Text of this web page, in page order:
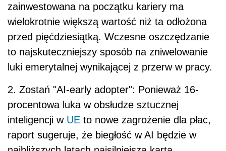
zainwestowana na początku kariery ma
wielokrotnie większą wartość niż ta odłożona
przed pięćdziesiątką. Wczesne oszczędzanie
to najskuteczniejszy sposób na zniwelowanie
luki emerytalnej wynikającej z przerw w pracy.
2. Zostań "AI-early adopter": Ponieważ 16-
procentowa luka w obsłudze sztucznej
inteligencji w UE to nowe zagrożenie dla płac,
raport sugeruje, że biegłość w AI będzie w